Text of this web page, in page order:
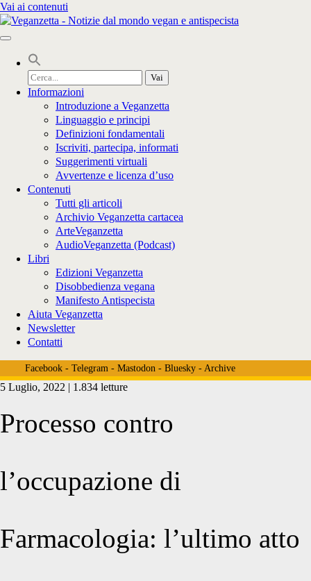
Vai ai contenuti
Cerca
per:
Informazioni
Introduzione a Veganzetta
Linguaggio e principi
Definizioni fondamentali
Iscriviti, partecipa, informati
Suggerimenti virtuali
Avvertenze e licenza d’uso
Contenuti
Tutti gli articoli
Archivio Veganzetta cartacea
ArteVeganzetta
AudioVeganzetta (Podcast)
Libri
Edizioni Veganzetta
Disobbedienza vegana
Manifesto Antispecista
Aiuta Veganzetta
Newsletter
Contatti
Facebook- Telegram- Mastodon- Bluesky- Archive
5 Luglio, 2022 | 1.834 letture
Processo contro
l’occupazione di
Farmacologia: l’ultimo atto